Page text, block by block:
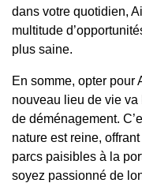
dans votre quotidien,
multitude
plus saine.
En somme, opter pour
nouveau lieu de vie va
de déménagement.
nature est reine,
parcs paisibles à la
soyez passionné de